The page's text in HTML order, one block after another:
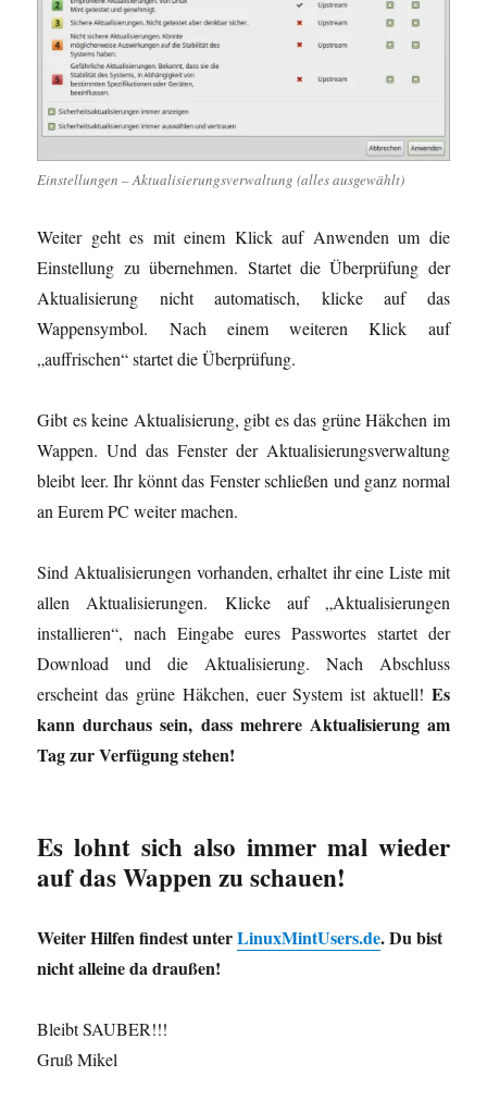
Einstellungen – Aktualisierungsverwaltung (alles ausgewählt)
Weiter geht es mit einem Klick auf Anwenden um die
Einstellung zu übernehmen. Startet die Überprüfung der
Aktualisierung nicht automatisch, klicke auf das
Wappensymbol. Nach einem weiteren Klick auf
„auffrischen“ startet die Überprüfung.
Gibt es keine Aktualisierung, gibt es das grüne Häkchen im
Wappen. Und das Fenster der Aktualisierungsverwaltung
bleibt leer. Ihr könnt das Fenster schließen und ganz normal
an Eurem PC weiter machen.
Sind Aktualisierungen vorhanden, erhaltet ihr eine Liste mit
allen Aktualisierungen. Klicke auf „Aktualisierungen
installieren“, nach Eingabe eures Passwortes startet der
Download und die Aktualisierung. Nach Abschluss
erscheint das grüne Häkchen, euer System ist aktuell! Es
kann durchaus sein, dass mehrere Aktualisierung am
Tag zur Verfügung stehen!
Es lohnt sich also immer mal wieder
auf das Wappen zu schauen!
Weiter Hilfen findest unterLinuxMintUsers.de. Du bist
nicht alleine da draußen!
Bleibt SAUBER!!!
Gruß Mikel